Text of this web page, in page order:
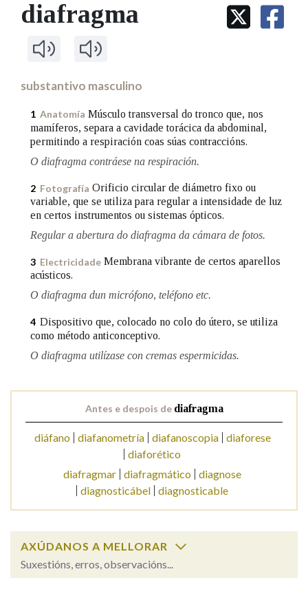
IDENTIDADE CORPORATIVA
MARCIAL DEL ADALID
FIGURAS HOMENAXEADAS
Facebook
TwitterYoutubeInstagram
Bluesky
BUSCAR NOS LEMAS
Comeza por
Contén
BUSCAR NO CONTIDO
Nas definicións
Nos exemplos
OUTRAS OPCIÓNS DE BUSCA
Marcas gramaticais
LIMPAR
diafragma
substantivo masculino
1 Anatomía Músculo transversal do tronco que, nos
mamíferos, separa a cavidade torácica da abdominal,
permitindo a respiración coas súas contraccións.
O diafragma contráese na respiración.
2 Fotografía Orificio circular de diámetro fixo ou
variable, que se utiliza para regular a intensidade de luz
en certos instrumentos ou sistemas ópticos.
Regular a abertura do diafragma da cámara de fotos.
3 Electricidade Membrana vibrante de certos aparellos
acústicos.
O diafragma dun micrófono, teléfono etc.
4 Dispositivo que, colocado no colo do útero, se utiliza
como método anticonceptivo.
O diafragma utilízase con cremas espermicidas.
Antes e despois de diafragma
diáfano diafanometría diafanoscopia
diaforese
diaforético
diafragmar diafragmático diagnose
diagnosticábel diagnosticable
AXÚDANOS A MELLORAR
Suxestións, erros, observacións...